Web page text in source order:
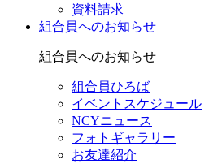
資料請求
組合員へのお知らせ
組合員へのお知らせ
組合員ひろば
イベントスケジュール
NCYニュース
フォトギャラリー
お友達紹介